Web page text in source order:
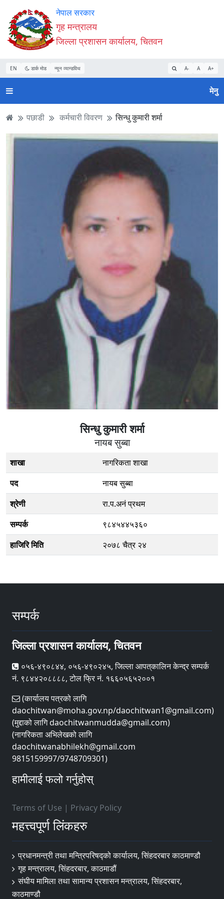
Accessibility
Mode
सुरु
गर्नुहोस्
सामाग्री
पढ्नुहाेस्
नेभिगेसन
पढ्नुहाेस्
वेबसाइट
खोजमा
जानुहोस्
नेपाल सरकार
गृह मन्त्रालय
जिल्ला प्रशासन कार्यालय, चितवन
EN डार्क मोड न्यून व्यान्डविथ A- A A+
मेनु
पछाडी कर्मचारी विवरण सिन्धु कुमारी शर्मा
सिन्धु कुमारी शर्मा
नायब सुब्बा
शाखा
नागरिकता शाखा
पद
नायब सुब्बा
श्रेणी
रा.प.अनं प्रथम
सम्पर्क
९८४५४४५३६०
हाजिरि मिति
२०७८ चैत्र २४
सम्पर्क
जिल्ला प्रशासन कार्यालय, चितवन
०५६-४९०८४४, ०५६-४९०२४५, जिल्ला आपत्‌कालिन केन्द्र सम्पर्क
नं. ९८४४२०८८८८, टोल फ्रि नं. १६६०५६५२००१
(कार्यालय पत्रको लागि
daochitwan@moha.gov.np/daochitwan1@gmail.com)
(मुद्दाको लागि daochitwanmudda@gmail.com)
(नागरिकता अभिलेखको लागि
daochitwanabhilekh@gmail.com
9815159997/9748709301)
हामीलाई फलो गर्नुहोस्
Terms of Use | Privacy Policy
महत्त्वपूर्ण लिंकहरु
प्रधानमन्त्री तथा मन्त्रिपरिषद्को कार्यालय, सिंहदरबार काठमाण्डौ
गृह मन्त्रालय, सिंहदरबार, काठमाडौं
संघीय मामिला तथा सामान्य प्रशासन मन्त्रालय, सिंहदरबार,
काठमाण्डौ